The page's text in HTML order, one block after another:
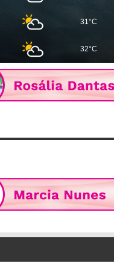
31°C
32°C